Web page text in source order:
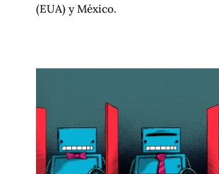
(EUA) y México.